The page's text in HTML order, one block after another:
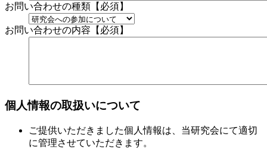
お問い合わせの種類【必須】
お問い合わせの内容【必須】
個人情報の取扱いについて
ご提供いただきました個人情報は、当研究会にて適切
に管理させていただきます。